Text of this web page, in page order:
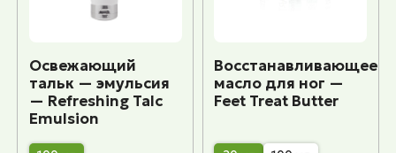
Освежающий
тальк — эмульсия
— Refreshing Talc
Emulsion
Восстанавливающее
масло для ног —
Feet Treat Butter